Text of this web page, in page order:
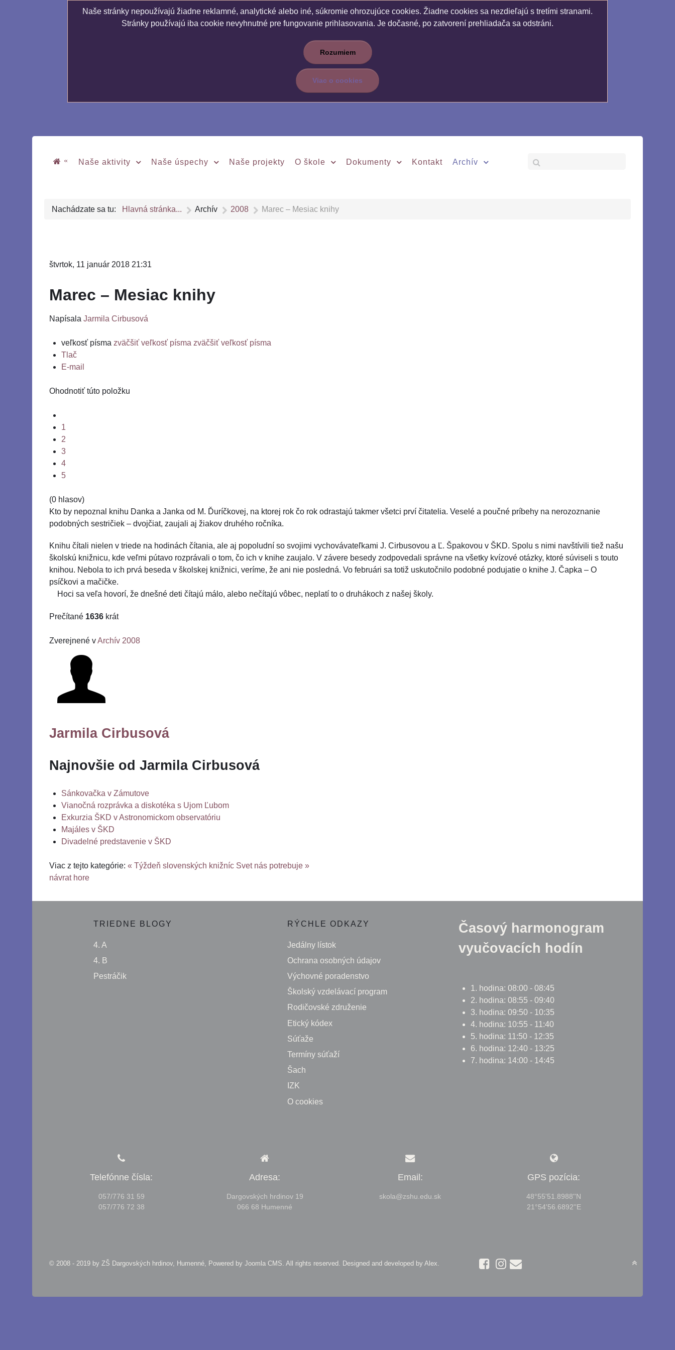
Naše stránky nepoužívajú žiadne reklamné, analytické alebo iné, súkromie ohrozujúce cookies. Žiadne cookies sa nezdieľajú s tretími stranami.
Stránky používajú iba cookie nevyhnutné pre fungovanie prihlasovania. Je dočasné, po zatvorení prehliadača sa odstráni.
Rozumiem
Viac o cookies
« Naše aktivity Naše úspechy Naše projekty O škole Dokumenty Kontakt Archív
Nachádzate sa tu: Hlavná stránka... Archív 2008 Marec – Mesiac knihy
štvrtok, 11 január 2018 21:31
Marec – Mesiac knihy
Napísala Jarmila Cirbusová
veľkosť písma zväčšiť veľkosť písma zväčšiť veľkosť písma
Tlač
E-mail
Ohodnotiť túto položku
1
2
3
4
5
(0 hlasov)
Kto by nepoznal knihu Danka a Janka od M. Ďuríčkovej, na ktorej rok čo rok odrastajú takmer všetci prví čitatelia. Veselé a poučné príbehy na nerozoznanie
podobných sestričiek – dvojčiat, zaujali aj žiakov druhého ročníka.
Knihu čítali nielen v triede na hodinách čítania, ale aj popoludní so svojimi vychovávateľkami J. Cirbusovou a Ľ. Špakovou v ŠKD. Spolu s nimi navštívili tiež našu
školskú knižnicu, kde veľmi pútavo rozprávali o tom, čo ich v knihe zaujalo. V závere besedy zodpovedali správne na všetky kvízové otázky, ktoré súviseli s touto
knihou. Nebola to ich prvá beseda v školskej knižnici, veríme, že ani nie posledná. Vo februári sa totiž uskutočnilo podobné podujatie o knihe J. Čapka – O
psíčkovi a mačičke.
Hoci sa veľa hovorí, že dnešné deti čítajú málo, alebo nečítajú vôbec, neplatí to o druhákoch z našej školy.
Prečítané 1636 krát
Zverejnené vArchív 2008
Jarmila Cirbusová
Najnovšie od Jarmila Cirbusová
Sánkovačka v Zámutove
Vianočná rozprávka a diskotéka s Ujom Ľubom
Exkurzia ŠKD v Astronomickom observatóriu
Majáles v ŠKD
Divadelné predstavenie v ŠKD
Viac z tejto kategórie: « Týždeň slovenských knižníc Svet nás potrebuje »
návrat hore
TRIEDNE BLOGY
4. A
4. B
Pestráčik
RÝCHLE ODKAZY
Jedálny lístok
Ochrana osobných údajov
Výchovné poradenstvo
Školský vzdelávací program
Rodičovské združenie
Etický kódex
Súťaže
Termíny súťaží
Šach
IZK
O cookies
Časový harmonogram
vyučovacích hodín
1. hodina: 08:00 - 08:45
2. hodina: 08:55 - 09:40
3. hodina: 09:50 - 10:35
4. hodina: 10:55 - 11:40
5. hodina: 11:50 - 12:35
6. hodina: 12:40 - 13:25
7. hodina: 14:00 - 14:45
Telefónne čísla:
057/776 31 59
057/776 72 38
Adresa:
Dargovských hrdinov 19
066 68 Humenné
Email:
skola@zshu.edu.sk
GPS pozícia:
48°55'51.8988''N
21°54'56.6892''E
© 2008 - 2019 by ZŠ Dargovských hrdinov, Humenné, Powered by Joomla CMS. All rights reserved. Designed and developed by Alex.